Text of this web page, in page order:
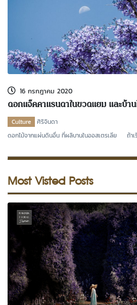
Channel Facebook
Twitter
Channel Youtube
16 กรกฎาคม 2020
ดอกแจ๊คคาแรนดาในขวดแยม และบ้า
Culture
ศิริจินดา
ดอกไม้จากแผ่นดินอื่น ที่ผลิบานในออสเตรเลีย ถ้าเ
Most Visted Posts